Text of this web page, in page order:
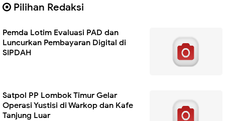
Pilihan Redaksi
Pemda Lotim Evaluasi PAD dan
Luncurkan Pembayaran Digital di
SIPDAH
Satpol PP Lombok Timur Gelar
Operasi Yustisi di Warkop dan Kafe
Tanjung Luar